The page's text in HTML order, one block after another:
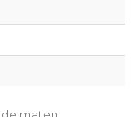
maten: